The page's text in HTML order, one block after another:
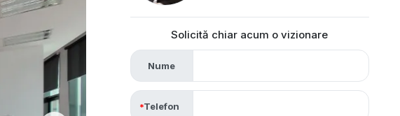
Solicită chiar acum o vizionare
Nume
Telefon